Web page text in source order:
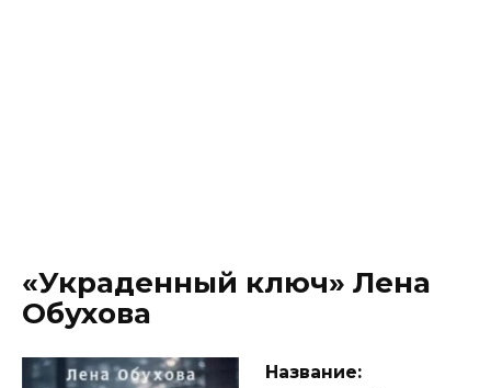
«Украденный ключ» Лена
Обухова
Название: